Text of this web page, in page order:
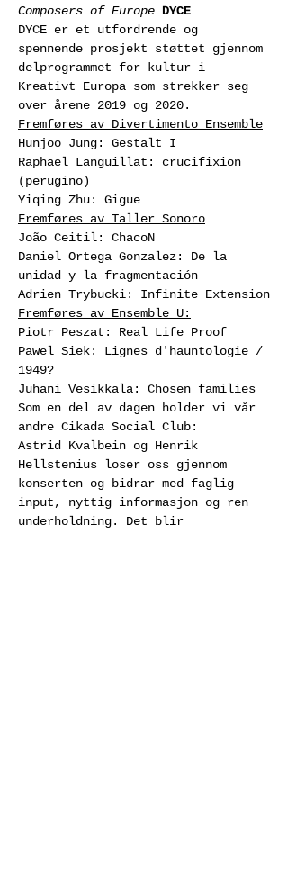
Composers of Europe DYCE
DYCE er et utfordrende og
spennende prosjekt støttet gjennom
delprogrammet for kultur i
Kreativt Europa som strekker seg
over årene 2019 og 2020.
Fremføres av Divertimento Ensemble
Hunjoo Jung: Gestalt I
Raphaël Languillat: crucifixion
(perugino)
Yiqing Zhu: Gigue
Fremføres av Taller Sonoro
João Ceitil: ChacoN
Daniel Ortega Gonzalez: De la
unidad y la fragmentación
Adrien Trybucki: Infinite Extension
Fremføres av Ensemble U:
Piotr Peszat: Real Life Proof
Pawel Siek: Lignes d'hauntologie /
1949?
Juhani Vesikkala: Chosen families
Som en del av dagen holder vi vår
andre Cikada Social Club:
Astrid Kvalbein og Henrik
Hellstenius loser oss gjennom
konserten og bidrar med faglig
input, nyttig informasjon og ren
underholdning. Det blir